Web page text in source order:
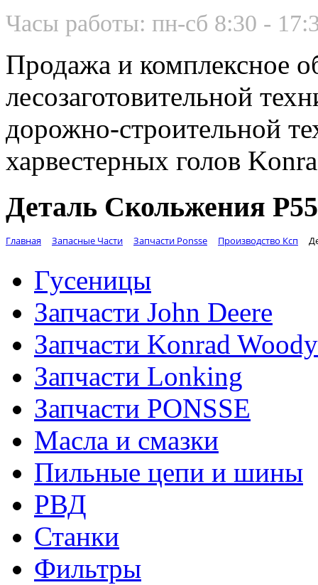
Часы работы: пн-сб 8:30 -
Продажа и комплексное
лесозаготовительной
дорожно-строительной
харвестерных голов
Деталь Скольжения
Главная Запасные Части Запчасти Ponsse Производство Ксп
Гусеницы
Запчасти John Deere
Запчасти Konrad Woody
Запчасти Lonking
Запчасти PONSSE
Масла и смазки
Пильные цепи и шины
РВД
Станки
Фильтры